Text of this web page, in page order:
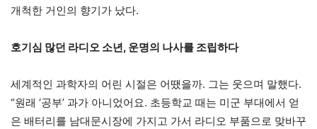
개척한 거인의 향기가 났다.
호기심 많던 라디오 소년, 운명의 나사를 조립하다
세계적인 과학자의 어린 시절은 어땠을까. 그는 웃으며 말했다.
“원래 ‘공부’ 과가 아니었어요. 초등학교 때는 미군 부대에서 얻
은 배터리를 남대문시장에 가지고 가서 라디오 부품으로 맞바꾸